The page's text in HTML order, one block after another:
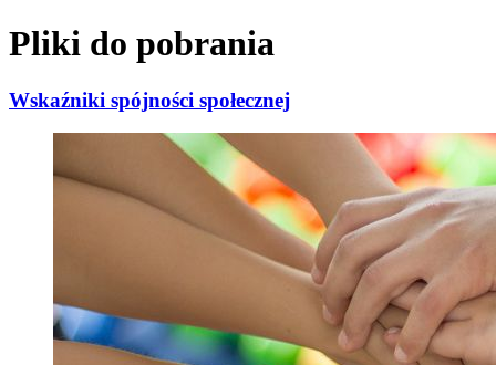
Pliki do pobrania
Wskaźniki spójności społecznej